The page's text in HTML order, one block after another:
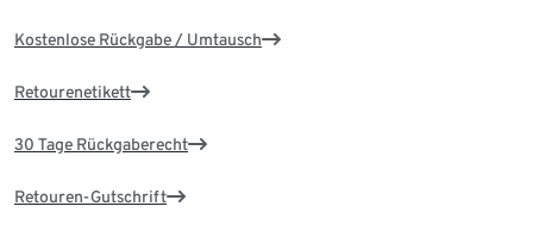
Kostenlose Rückgabe / Umtausch
Retourenetikett
30 Tage Rückgaberecht
Retouren-Gutschrift